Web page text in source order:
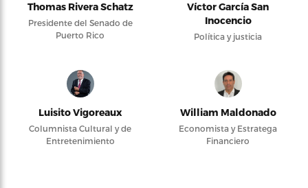
Thomas Rivera Schatz
Presidente del Senado de
Puerto Rico
Víctor García San
Inocencio
Política y justicia
Luisito Vigoreaux
Columnista Cultural y de
Entretenimiento
William Maldonado
Economista y Estratega
Financiero